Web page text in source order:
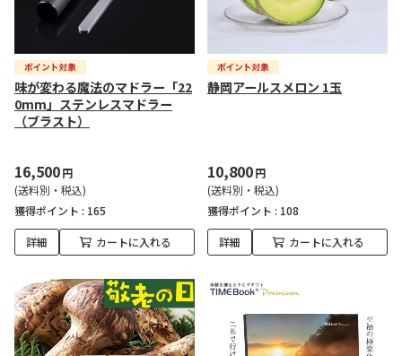
味が変わる魔法のマドラー「22
0mm」ステンレスマドラー
（ブラスト）
16,500円
(送料別・税込)
獲得ポイント : 165
詳細 カートに入れる
静岡アールスメロン 1玉
10,800円
(送料別・税込)
獲得ポイント : 108
詳細 カートに入れる